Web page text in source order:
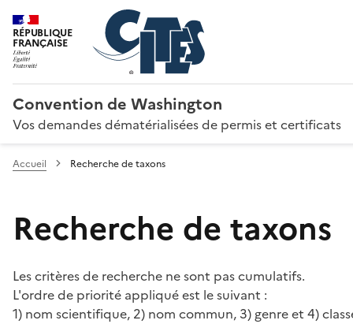
RÉPUBLIQUE
FRANÇAISE
Convention de Washington
Vos demandes dématérialisées de permis et certificats
Accueil Recherche de taxons
Recherche de taxons
Les critères de recherche ne sont pas cumulatifs.
L'ordre de priorité appliqué est le suivant :
1) nom scientifique, 2) nom commun, 3) genre et 4)